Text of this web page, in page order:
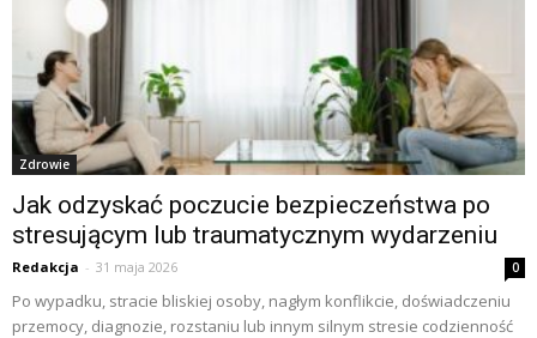
Zdrowie
Jak odzyskać poczucie bezpieczeństwa po
stresującym lub traumatycznym wydarzeniu
Redakcja - 31 maja 2026 0
Po wypadku, stracie bliskiej osoby, nagłym konflikcie, doświadczeniu
przemocy, diagnozie, rozstaniu lub innym silnym stresie codzienność